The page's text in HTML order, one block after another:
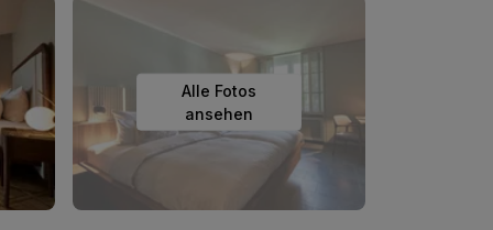
Alle Fotos
ansehen